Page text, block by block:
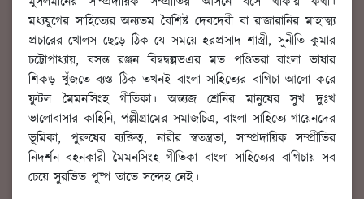
মধ্যযুগের সাহিত্যের অন্যতম বৈশিষ্ট দেবদেবী বা রাজারানির মাহাত্ম্য
প্রচারের খোলস ছেড়ে ঠিক যে সময়ে হরপ্রসাদ শাস্ত্রী, সুনীতি কুমার
চট্টোপাধ্যায়, বসন্ত রঞ্জন বিদ্বদ্বল্লভএর মত পণ্ডিতরা বাংলা ভাষার
শিকড় খুঁজতে ব্যস্ত ঠিক তখনই বাংলা সাহিত্যের বাগিচা আলো করে
ফুটল মৈমনসিংহ গীতিকা। অন্ত্যজ শ্রেনির মানুষের সুখ দুঃখ
ভালোবাসার কাহিনি, পল্লীগ্রামের সমাজচিত্র, বাংলা সাহিত্যে গায়েনদের
ভূমিকা, পুরুষের ব্যক্তিত্ব, নারীর স্বতন্ত্রতা, সাম্প্রদায়িক সম্প্রীতির
নিদর্শন বহনকারী মৈমনসিংহ গীতিকা বাংলা সাহিত্যের বাগিচায় সব
চেয়ে সুরভিত পুষ্প তাতে সন্দেহ নেই।